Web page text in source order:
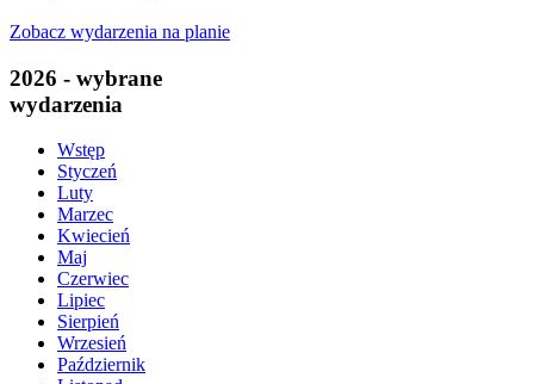
Zobacz wydarzenia na planie
2026 - wybrane
wydarzenia
Wstęp
Styczeń
Luty
Marzec
Kwiecień
Maj
Czerwiec
Lipiec
Sierpień
Wrzesień
Październik